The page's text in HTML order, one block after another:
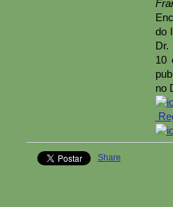
do
Dr.
10
no
Share